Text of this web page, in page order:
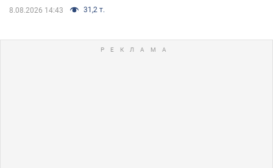
8.08.2026 14:43 31,2 т.